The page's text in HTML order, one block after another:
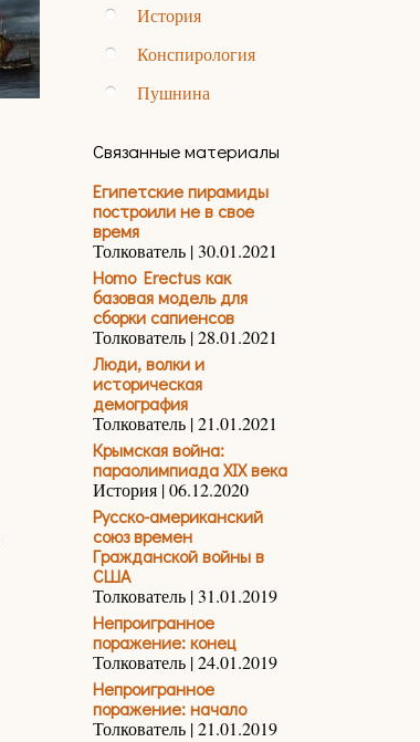
История
Конспирология
Пушнина
Связанные материалы
Египетские пирамиды
построили не в свое
время
Толкователь | 30.01.2021
Homo Erectus как
базовая модель для
сборки сапиенсов
Толкователь | 28.01.2021
Люди, волки и
историческая
демография
Толкователь | 21.01.2021
Крымская война:
параолимпиада XIX века
История | 06.12.2020
Русско-американский
союз времен
Гражданской войны в
США
Толкователь | 31.01.2019
Непроигранное
поражение: конец
Толкователь | 24.01.2019
Непроигранное
поражение: начало
Толкователь | 21.01.2019